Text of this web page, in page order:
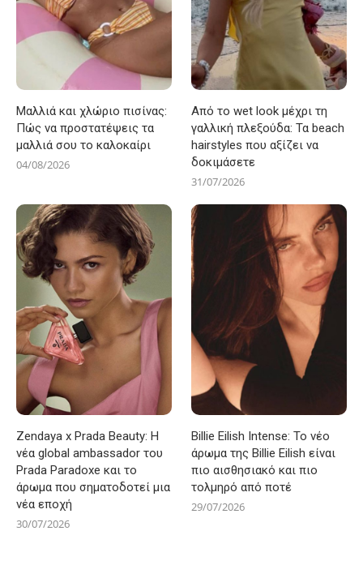
Μαλλιά και χλώριο πισίνας:
Πώς να προστατέψεις τα
μαλλιά σου το καλοκαίρι
04/08/2026
Από το wet look μέχρι τη
γαλλική πλεξούδα: Τα beach
hairstyles που αξίζει να
δοκιμάσετε
31/07/2026
Zendaya x Prada Beauty: Η
νέα global ambassador του
Prada Paradoxe και το
άρωμα που σηματοδοτεί μια
νέα εποχή
30/07/2026
Billie Eilish Intense: Το νέο
άρωμα της Billie Eilish είναι
πιο αισθησιακό και πιο
τολμηρό από ποτέ
29/07/2026